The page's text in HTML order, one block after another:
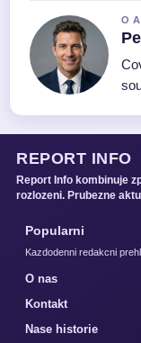
O
REPORT INFO
Report Info kombinuje
rozlozeni. Prubezne
Popularni
Kazdodenni redakcni
O nas
Kontakt
Nase historie